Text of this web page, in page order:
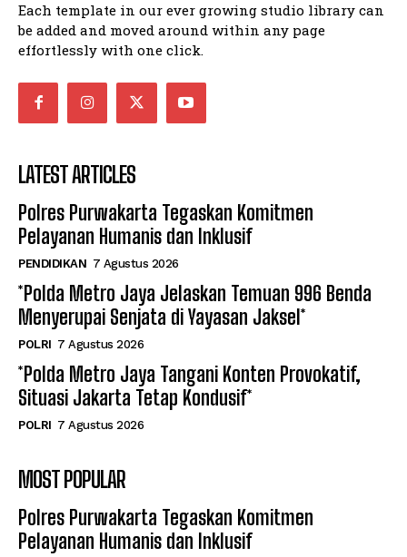
Each template in our ever growing studio library can
be added and moved around within any page
effortlessly with one click.
LATEST ARTICLES
Polres Purwakarta Tegaskan Komitmen
Pelayanan Humanis dan Inklusif
PENDIDIKAN 7 Agustus 2026
*Polda Metro Jaya Jelaskan Temuan 996 Benda
Menyerupai Senjata di Yayasan Jaksel*
POLRI 7 Agustus 2026
*Polda Metro Jaya Tangani Konten Provokatif,
Situasi Jakarta Tetap Kondusif*
POLRI 7 Agustus 2026
MOST POPULAR
Polres Purwakarta Tegaskan Komitmen
Pelayanan Humanis dan Inklusif